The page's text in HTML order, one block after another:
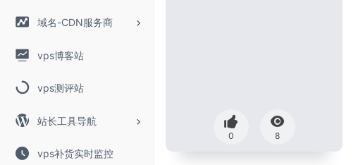
域名-CDN服务商
vps博客站
vps测评站
站长工具导航
vps补货实时监控
0 8